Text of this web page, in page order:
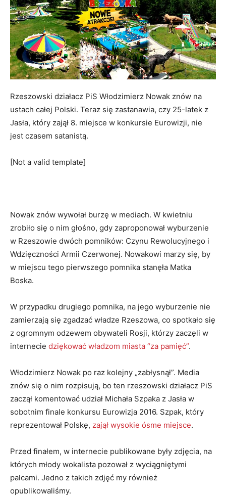
Rzeszowski działacz PiS Włodzimierz Nowak znów na
ustach całej Polski. Teraz się zastanawia, czy 25-latek z
Jasła, który zajął 8. miejsce w konkursie Eurowizji, nie
jest czasem satanistą.
[Not a valid template]
Nowak znów wywołał burzę w mediach. W kwietniu
zrobiło się o nim głośno, gdy zaproponował wyburzenie
w Rzeszowie dwóch pomników: Czynu Rewolucyjnego i
Wdzięczności Armii Czerwonej. Nowakowi marzy się, by
w miejscu tego pierwszego pomnika stanęła Matka
Boska.
W przypadku drugiego pomnika, na jego wyburzenie nie
zamierzają się zgadzać władze Rzeszowa, co spotkało się
z ogromnym odzewem obywateli Rosji, którzy zaczęli w
internecie dziękować władzom miasta “za pamięć”.
Włodzimierz Nowak po raz kolejny „zabłysnął”. Media
znów się o nim rozpisują, bo ten rzeszowski działacz PiS
zaczął komentować udział Michała Szpaka z Jasła w
sobotnim finale konkursu Eurowizja 2016. Szpak, który
reprezentował Polskę, zajął wysokie ósme miejsce.
Przed finałem, w internecie publikowane były zdjęcia, na
których młody wokalista pozował z wyciągniętymi
palcami. Jedno z takich zdjęć my również
opublikowaliśmy.